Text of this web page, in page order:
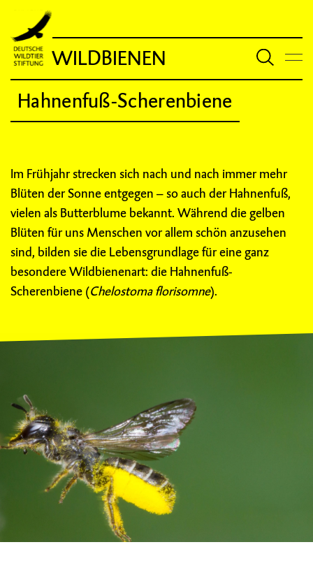
WILDBIENEN
Hahnenfuß-Scherenbiene
Im Frühjahr strecken sich nach und nach immer mehr
Blüten der Sonne entgegen – so auch der Hahnenfuß,
vielen als Butterblume bekannt. Während die gelben
Blüten für uns Menschen vor allem schön anzusehen
sind, bilden sie die Lebensgrundlage für eine ganz
besondere Wildbienenart: die Hahnenfuß-
Scherenbiene (Chelostoma florisomne).